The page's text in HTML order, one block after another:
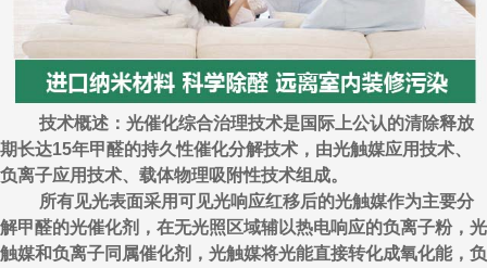
技术概述：光催化综合治理技术是国际上公认的清除释放
期长达15年甲醛的持久性催化分解技术，由光触媒应用技术、
负离子应用技术、载体物理吸附性技术组成。
所有见光表面采用可见光响应红移后的光触媒作为主要分
解甲醛的光催化剂，在无光照区域辅以热电响应的负离子粉，光
触媒和负离子同属催化剂，光触媒将光能直接转化成氧化能，负